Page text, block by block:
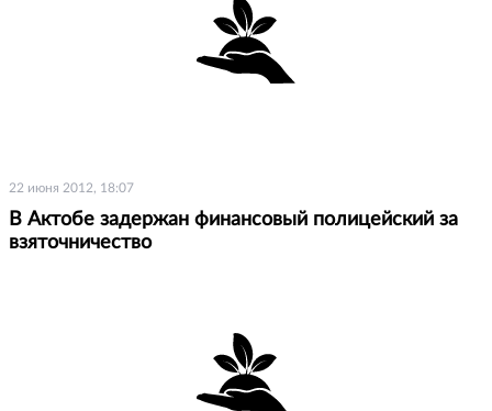
22 июня 2012, 18:07
В Актобе задержан финансовый полицейский за
взяточничество